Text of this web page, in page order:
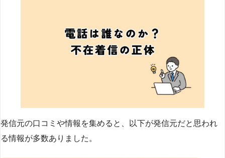
発信元の口コミや情報を集めると、以下が発信元だと思われ
る情報が多数ありました。